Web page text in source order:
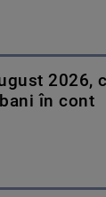
2026,
în cont